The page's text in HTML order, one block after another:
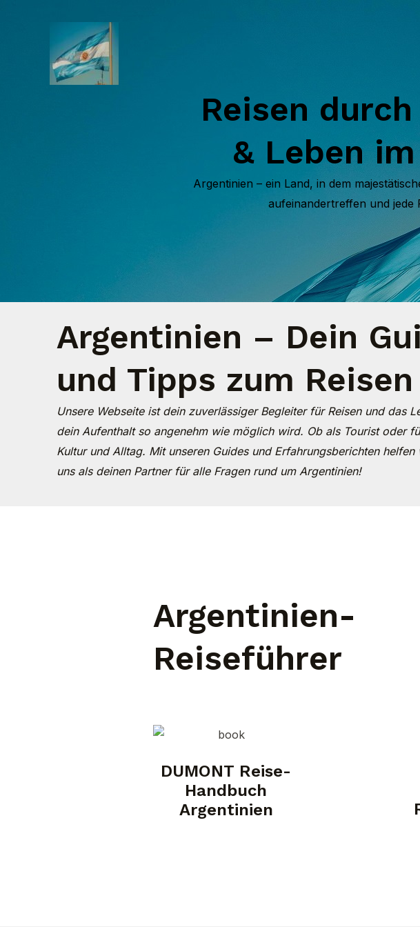
Reisen
& Leben
Argentinien – ein Land, in dem
aufeinandertreffen und jede
Argentinien – Dein
und Tipps zum Reisen
Unsere Webseite ist dein zuverlässiger Begleiter für Reisen und
dein Aufenthalt so angenehm wie möglich wird. Ob als Tourist oder
Kultur und Alltag. Mit unseren Guides und Erfahrungsberichten
uns als deinen Partner für alle Fragen rund um Argentinien!
Argentinien-
Reiseführer
DUMONT Reise-
Handbuch
Argentinien